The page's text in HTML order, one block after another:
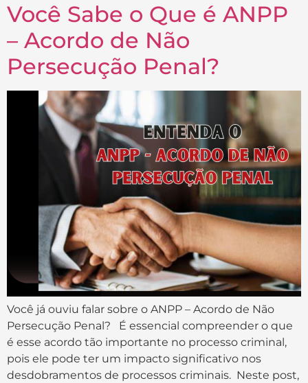
Você Sabe o Que é ANPP
– Acordo de Não
Persecução Penal?
Você já ouviu falar sobre o ANPP – Acordo de Não
Persecução Penal? É essencial compreender o que
é esse acordo tão importante no processo criminal,
pois ele pode ter um impacto significativo nos
desdobramentos de processos criminais. Neste post,